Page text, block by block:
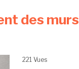
des murs
221 Vues